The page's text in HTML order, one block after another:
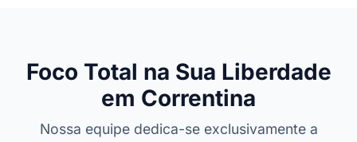
Foco Total na Sua Liberdade
em Correntina
Nossa equipe dedica-se exclusivamente a